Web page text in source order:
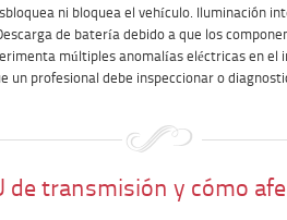
ni bloquea el vehículo. Iluminación
de batería debido a que los
múltiples anomalías eléctricas en el
un profesional debe inspeccionar o
de transmisión y cómo